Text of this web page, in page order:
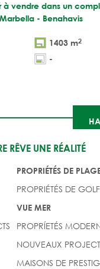
à vendre dans un
- Benahavis
1403 m2
-
RÊVE UNE RÉALITÉ
PROPRIÉTÉS DE
PROPRIÉTÉS DE GOLF
VUE MER
PROPRÍETÉS
NOUVEAUX
MAISONS DE